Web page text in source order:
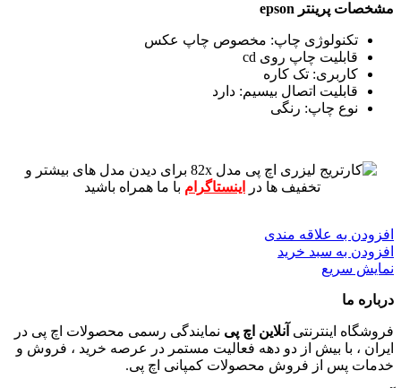
مشخصات پرینتر epson
تکنولوژی چاپ: مخصوص چاپ عکس
قابلیت چاپ روی cd
کاربری: تک کاره
قابلیت اتصال بیسیم: دارد
نوع چاپ: رنگی
برای دیدن مدل های بیشتر و
تخفیف ها در
اینستاگرام با ما همراه باشید
افزودن به علاقه مندی
افزودن به سبد خرید
نمایش سریع
درباره ما
فروشگاه اینترنتی آنلاین اچ پی نمایندگی رسمی محصولات اچ پی در
ایران ، با بیش از دو دهه فعالیت مستمر در عرصه خرید ، فروش و
خدمات پس از فروش محصولات کمپانی اچ پی.